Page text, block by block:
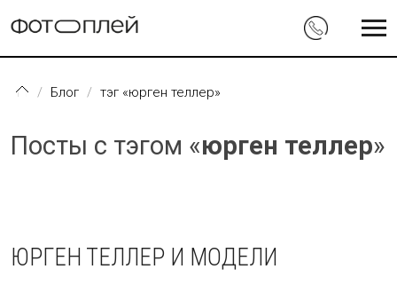
Блог тэг «юрген теллер»
Посты с тэгом «юрген теллер»
ЮРГЕН ТЕЛЛЕР И МОДЕЛИ